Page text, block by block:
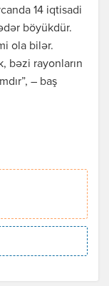
14 iqtisadi
böyükdür.
ola bilər.
bəzi rayonların
– baş